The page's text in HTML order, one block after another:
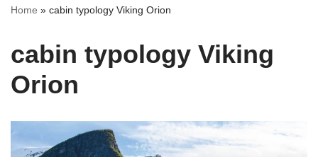
Home » cabin typology Viking Orion
cabin typology Viking
Orion